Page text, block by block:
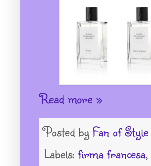
Read more »
Posted by Fan of Style
Labels: firma francesa,